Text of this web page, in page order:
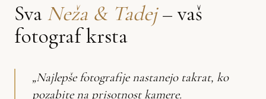
Sva Neža & Tadej– vaš
fotograf krsta
„Najlepše fotografije nastanejo takrat, ko
pozabite na prisotnost kamere.